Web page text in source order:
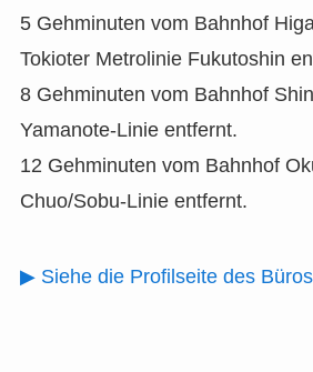
5 Gehminuten vom Bahnhof
Tokioter Metrolinie Fukutoshin
8 Gehminuten vom Bahnhof
Yamanote-Linie entfernt.
12 Gehminuten vom Bahnhof
Chuo/Sobu-Linie entfernt.
▶ Siehe die Profilseite des